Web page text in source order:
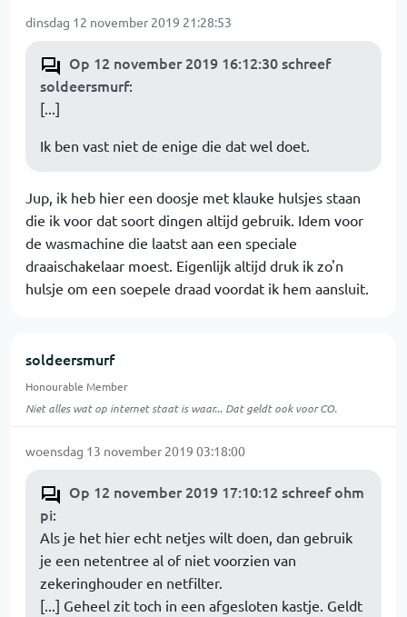
dinsdag 12 november 2019 21:28:53
Op 12 november 2019 16:12:30 schreef
soldeersmurf:
[...]
Ik ben vast niet de enige die dat wel doet.
Jup, ik heb hier een doosje met klauke hulsjes staan
die ik voor dat soort dingen altijd gebruik. Idem voor
de wasmachine die laatst aan een speciale
draaischakelaar moest. Eigenlijk altijd druk ik zo'n
hulsje om een soepele draad voordat ik hem aansluit.
soldeersmurf
Honourable Member
Niet alles wat op internet staat is waar... Dat geldt ook voor CO.
woensdag 13 november 2019 03:18:00
Op 12 november 2019 17:10:12 schreef ohm
pi:
Als je het hier echt netjes wilt doen, dan gebruik
je een netentree al of niet voorzien van
zekeringhouder en netfilter.
[...] Geheel zit toch in een afgesloten kastje. Geldt